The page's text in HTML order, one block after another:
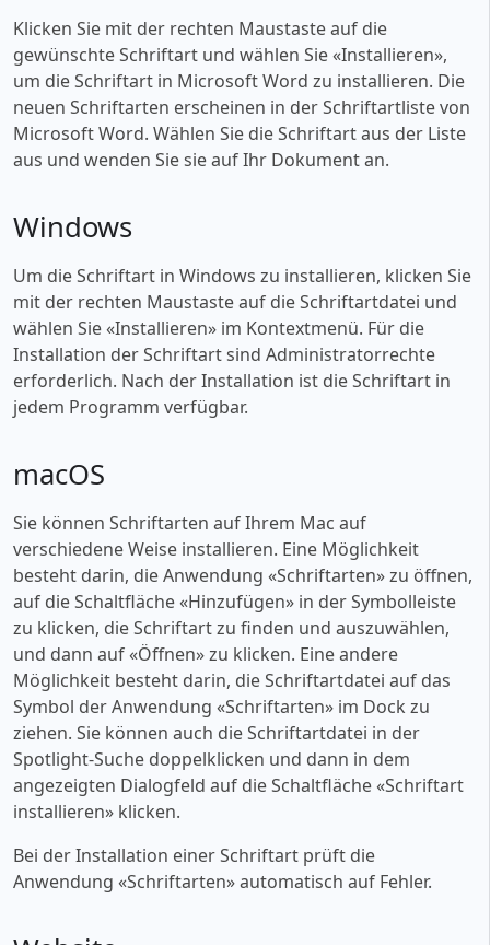
Klicken Sie mit der rechten Maustaste auf die
gewünschte Schriftart und wählen Sie «‎Installieren»,
um die Schriftart in Microsoft Word zu installieren. Die
neuen Schriftarten erscheinen in der Schriftartliste von
Microsoft Word. Wählen Sie die Schriftart aus der Liste
aus und wenden Sie sie auf Ihr Dokument an.
Windows
Um die Schriftart in Windows zu installieren, klicken Sie
mit der rechten Maustaste auf die Schriftartdatei und
wählen Sie «‎Installieren» im Kontextmenü. Für die
Installation der Schriftart sind Administratorrechte
erforderlich. Nach der Installation ist die Schriftart in
jedem Programm verfügbar.
macOS
Sie können Schriftarten auf Ihrem Mac auf
verschiedene Weise installieren. Eine Möglichkeit
besteht darin, die Anwendung «‎Schriftarten» zu öffnen,
auf die Schaltfläche «‎Hinzufügen» in der Symbolleiste
zu klicken, die Schriftart zu finden und auszuwählen,
und dann auf «‎Öffnen» zu klicken. Eine andere
Möglichkeit besteht darin, die Schriftartdatei auf das
Symbol der Anwendung «‎Schriftarten» im Dock zu
ziehen. Sie können auch die Schriftartdatei in der
Spotlight-Suche doppelklicken und dann in dem
angezeigten Dialogfeld auf die Schaltfläche «‎Schriftart
installieren» klicken.
Bei der Installation einer Schriftart prüft die
Anwendung «‎Schriftarten» automatisch auf Fehler.